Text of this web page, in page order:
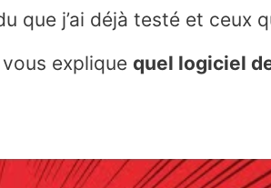
que j’ai déjà testé et ceux
explique quel logiciel